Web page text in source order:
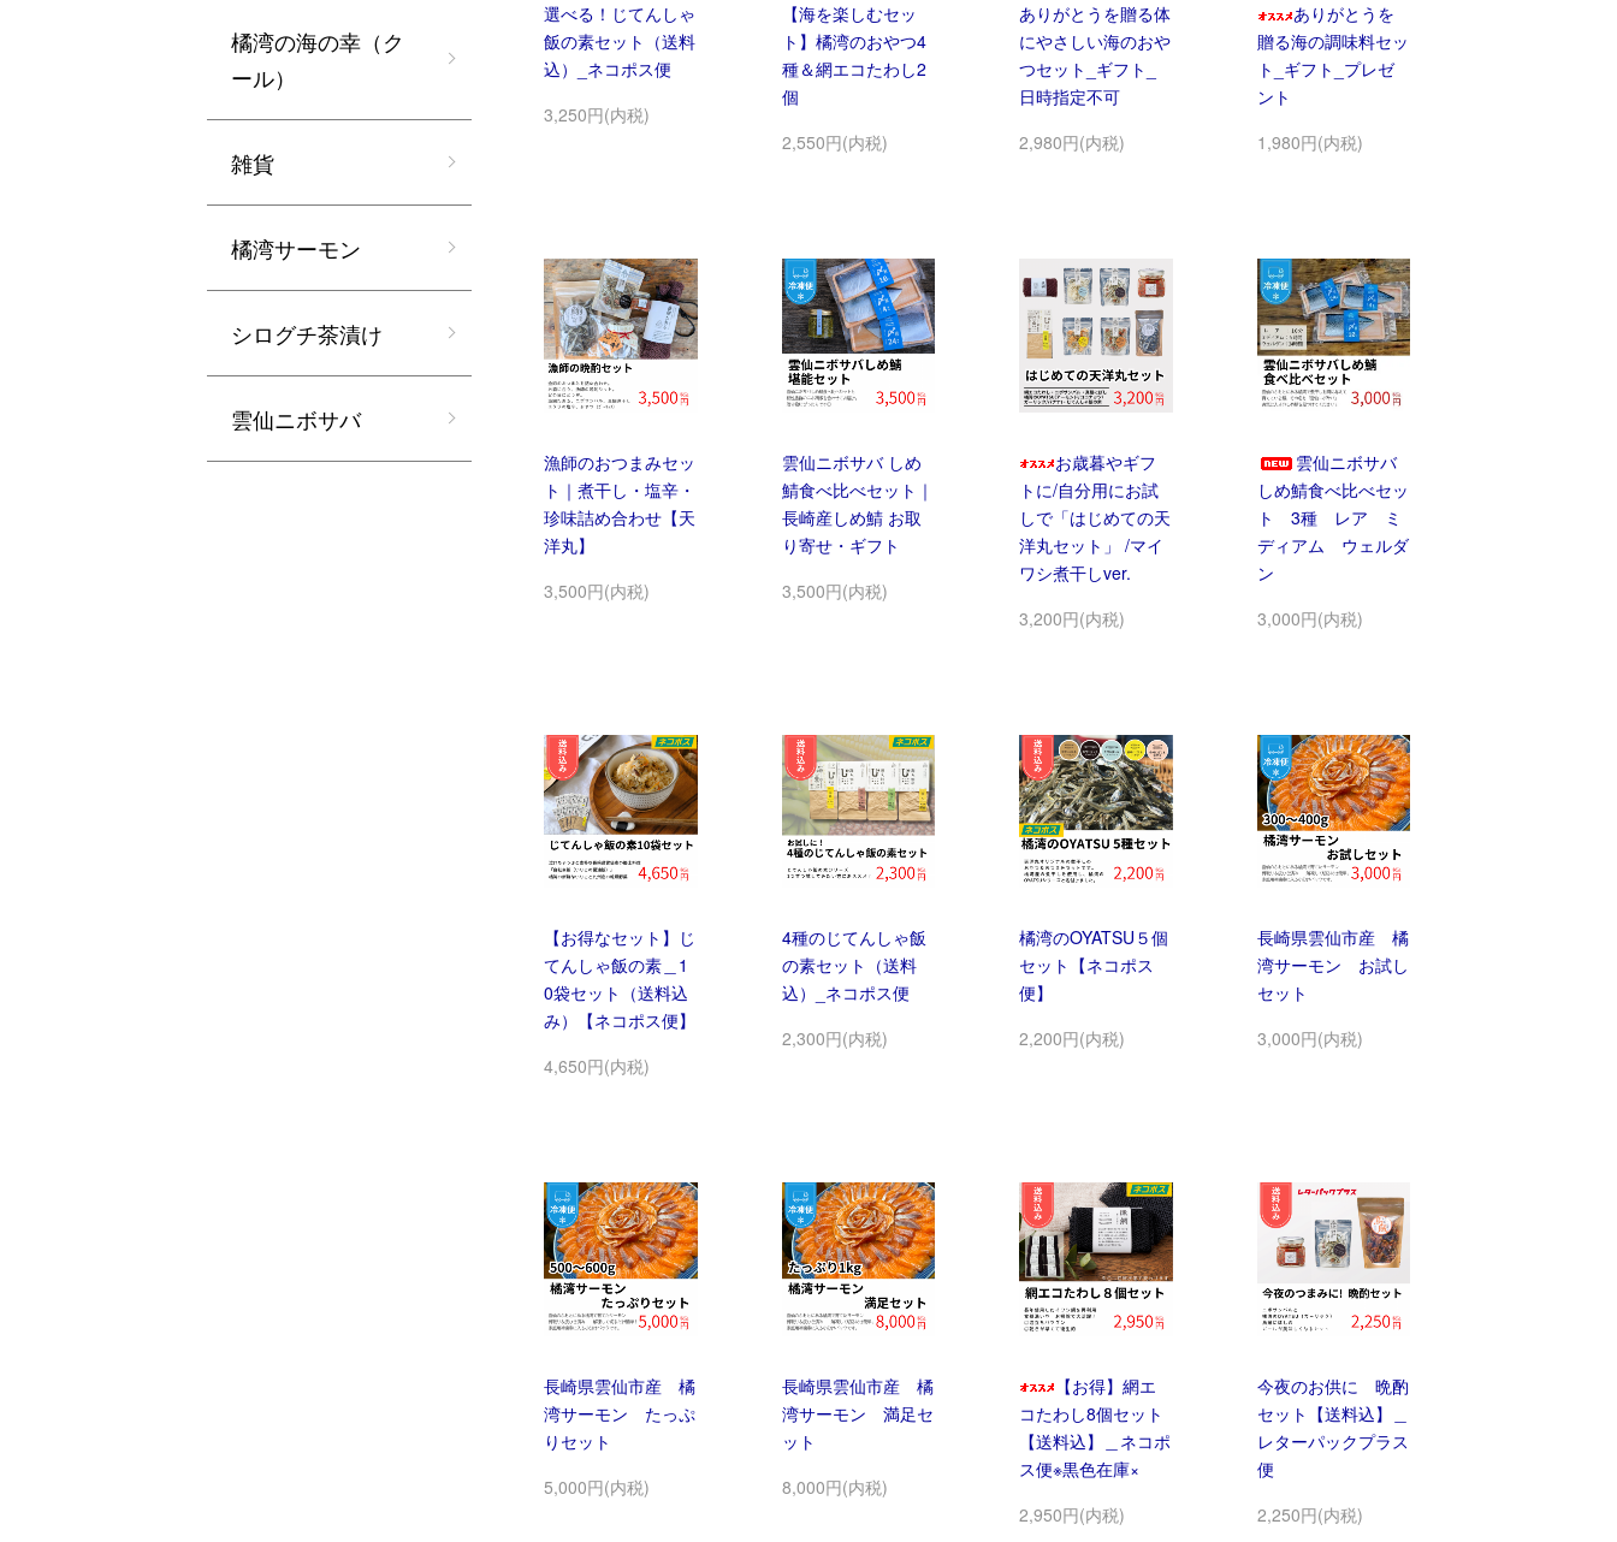
選べる！じてんしゃ
飯の素セット（送料
込）_ネコポス便
3,250円(内税)
【海を楽しむセッ
ト】橘湾のおやつ4
種＆網エコたわし2
個
2,550円(内税)
ありがとうを贈る体
にやさしい海のおや
つセット_ギフト_
日時指定不可
2,980円(内税)
ありがとうを
贈る海の調味料セッ
ト_ギフト_プレゼ
ント
1,980円(内税)
漁師のおつまみセッ
ト｜煮干し・塩辛・
珍味詰め合わせ【天
洋丸】
3,500円(内税)
雲仙ニボサバ しめ
鯖食べ比べセット｜
長崎産しめ鯖 お取
り寄せ・ギフト
3,500円(内税)
お歳暮やギフ
トに/自分用にお試
しで「はじめての天
洋丸セット」 /マイ
ワシ煮干しver.
3,200円(内税)
雲仙ニボサバ
しめ鯖食べ比べセッ
ト 3種 レア ミ
ディアム ウェルダ
ン
3,000円(内税)
【お得なセット】じ
てんしゃ飯の素＿1
0袋セット（送料込
み）【ネコポス便】
4,650円(内税)
4種のじてんしゃ飯
の素セット（送料
込）_ネコポス便
2,300円(内税)
橘湾のOYATSU５個
セット【ネコポス
便】
2,200円(内税)
長崎県雲仙市産 橘
湾サーモン お試し
セット
3,000円(内税)
長崎県雲仙市産 橘
湾サーモン たっぷ
りセット
5,000円(内税)
長崎県雲仙市産 橘
湾サーモン 満足セ
ット
8,000円(内税)
【お得】網エ
コたわし8個セット
【送料込】＿ネコポ
ス便※黒色在庫×
2,950円(内税)
今夜のお供に 晩酌
セット【送料込】＿
レターパックプラス
便
2,250円(内税)
橘湾の海の幸（ク
ール）
雑貨
橘湾サーモン
シログチ茶漬け
雲仙ニボサバ